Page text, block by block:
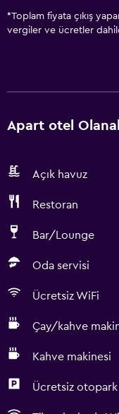
*Toplam fiyata çıkış
vergiler ve ücretler
Apart otel
Açık havuz
Restoran
Bar/Lounge
Oda servisi
Ücretsiz WiFi
Çay/kahve
Kahve makinesi
Ücretsiz otopark